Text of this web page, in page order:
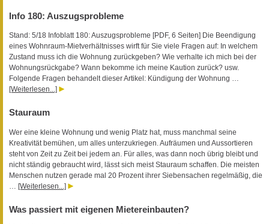
Info 180: Auszugsprobleme
Stand: 5/18 Infoblatt 180: Auszugsprobleme [PDF, 6 Seiten] Die Beendigung
eines Wohnraum-Mietverhältnisses wirft für Sie viele Fragen auf: In welchem
Zustand muss ich die Wohnung zurückgeben? Wie verhalte ich mich bei der
Wohnungsrückgabe? Wann bekomme ich meine Kaution zurück? usw.
Folgende Fragen behandelt dieser Artikel: Kündigung der Wohnung …
[Weiterlesen...]
Stauraum
Wer eine kleine Wohnung und wenig Platz hat, muss manchmal seine
Kreativität bemühen, um alles unterzukriegen. Aufräumen und Aussortieren
steht von Zeit zu Zeit bei jedem an. Für alles, was dann noch übrig bleibt und
nicht ständig gebraucht wird, lässt sich meist Stauraum schaffen. Die meisten
Menschen nutzen gerade mal 20 Prozent ihrer Siebensachen regelmäßig, die
[Weiterlesen...]
Was passiert mit eigenen Mietereinbauten?